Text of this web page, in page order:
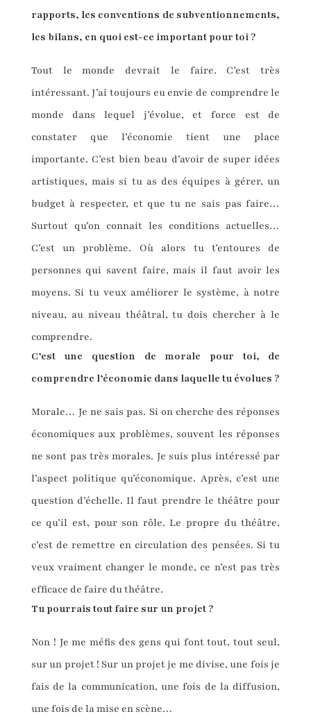
rapports, les conventions de subventionnements,
les bilans, en quoi est-ce important pour toi ?
Tout le monde devrait le faire. C’est très
intéressant. J’ai toujours eu envie de comprendre le
monde dans lequel j’évolue, et force est de
constater que l’économie tient une place
importante. C’est bien beau d’avoir de super idées
artistiques, mais si tu as des équipes à gérer, un
budget à respecter, et que tu ne sais pas faire…
Surtout qu’on connait les conditions actuelles…
C’est un problème. Où alors tu t’entoures de
personnes qui savent faire, mais il faut avoir les
moyens. Si tu veux améliorer le système, à notre
niveau, au niveau théâtral, tu dois chercher à le
comprendre.
C’est une question de morale pour toi, de
comprendre l’économie dans laquelle tu évolues ?
Morale… Je ne sais pas. Si on cherche des réponses
économiques aux problèmes, souvent les réponses
ne sont pas très morales. Je suis plus intéressé par
l’aspect politique qu’économique. Après, c’est une
question d’échelle. Il faut prendre le théâtre pour
ce qu’il est, pour son rôle. Le propre du théâtre,
c’est de remettre en circulation des pensées. Si tu
veux vraiment changer le monde, ce n’est pas très
efficace de faire du théâtre.
Tu pourrais tout faire sur un projet ?
Non ! Je me méfis des gens qui font tout, tout seul,
sur un projet ! Sur un projet je me divise, une fois je
fais de la communication, une fois de la diffusion,
une fois de la mise en scène…